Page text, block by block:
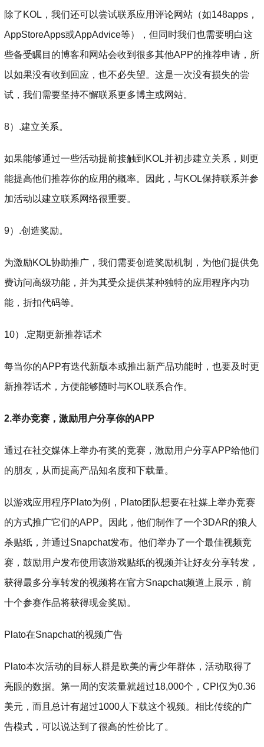
除了KOL，我们还可以尝试联系应用评论网站（如148apps，
AppStoreApps或AppAdvice等），但同时我们也需要明白这
些备受瞩目的博客和网站会收到很多其他APP的推荐申请，所
以如果没有收到回应，也不必失望。这是一次没有损失的尝
试，我们需要坚持不懈联系更多博主或网站。
8）.建立关系。
如果能够通过一些活动提前接触到KOL并初步建立关系，则更
能提高他们推荐你的应用的概率。因此，与KOL保持联系并参
加活动以建立联系网络很重要。
9）.创造奖励。
为激励KOL协助推广，我们需要创造奖励机制，为他们提供免
费访问高级功能，并为其受众提供某种独特的应用程序内功
能，折扣代码等。
10）.定期更新推荐话术
每当你的APP有迭代新版本或推出新产品功能时，也要及时更
新推荐话术，方便能够随时与KOL联系合作。
2.举办竞赛，激励用户分享你的APP
通过在社交媒体上举办有奖的竞赛，激励用户分享APP给他们
的朋友，从而提高产品知名度和下载量。
以游戏应用程序Plato为例，Plato团队想要在社媒上举办竞赛
的方式推广它们的APP。因此，他们制作了一个3DAR的狼人
杀贴纸，并通过Snapchat发布。他们举办了一个最佳视频竞
赛，鼓励用户发布使用该游戏贴纸的视频并让好友分享转发，
获得最多分享转发的视频将在官方Snapchat频道上展示，前
十个参赛作品将获得现金奖励。
Plato在Snapchat的视频广告
Plato本次活动的目标人群是欧美的青少年群体，活动取得了
亮眼的数据。第一周的安装量就超过18,000个，CPI仅为0.36
美元，而且总计有超过1000人下载这个视频。相比传统的广
告模式，可以说达到了很高的性价比了。